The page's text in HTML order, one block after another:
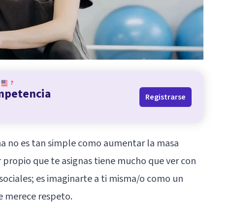
?
Registrarse
no es tan simple como aumentar la masa
que te asignas tiene mucho que ver con
es imaginarte a ti misma/o como un
merece respeto.